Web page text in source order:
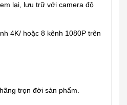
lại, lưu trữ với camera độ
4K/ hoặc 8 kênh 1080P trên
trọn đời sản phẩm.